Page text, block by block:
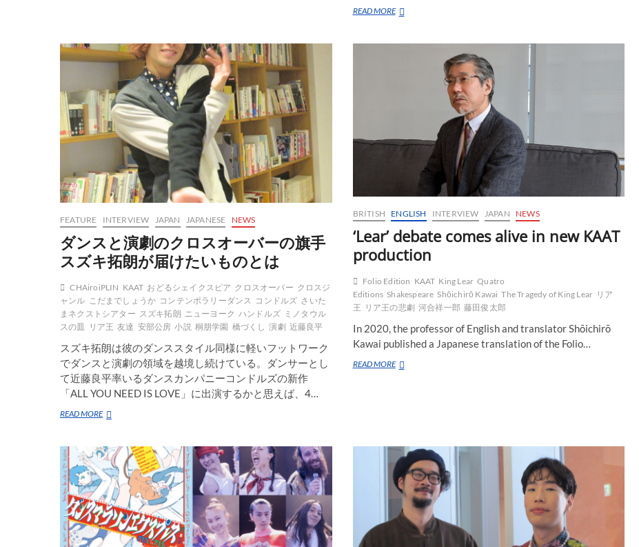
kinds
of
communications
to
Japan
READ MORE言
ー
『Love
(Act
of
FEATURE INTERVIEW JAPAN JAPANESE NEWS
ダンスと演劇のクロスオーバーの旗手
スズキ拓朗が届けたいものとは
CHAiroiPLIN KAAT おどるシェイクスピア クロスオーバー クロスジ
ャンル こだまでしょうか コンテンポラリーダンス コンドルズ さいた
まネクストシアター スズキ拓朗 ニューヨーク ハンドルズ ミノタウル
スの皿
リア王 友達 安部公房 小説 桐朋学園 橋づくし 演劇 近藤良平
スズキ拓朗は彼のダンススタイル同様に軽いフットワーク
でダンスと演劇の領域を越境し続けている。ダンサーとし
て近藤良平率いるダンスカンパニーコンドルズの新作
「ALL YOU NEED IS LOVE」に出演するかと思えば、4…
READ MOREダ
と
演
劇
の
ク
ロ
ス
オ
BRITISH ENGLISH INTERVIEW JAPAN NEWS
‘Lear’ debate comes alive in new KAAT
production
Folio Edition KAAT King Lear Quatro
Editions Shakespeare Shōichirō Kawai The Tragedy of King Lear リア
王 リア王の悲劇 河合祥一郎 藤田俊太郎
In 2020, the professor of English and translator Shōichirō
Kawai published a Japanese translation of the Folio…
READ MORE‘Lear’
production